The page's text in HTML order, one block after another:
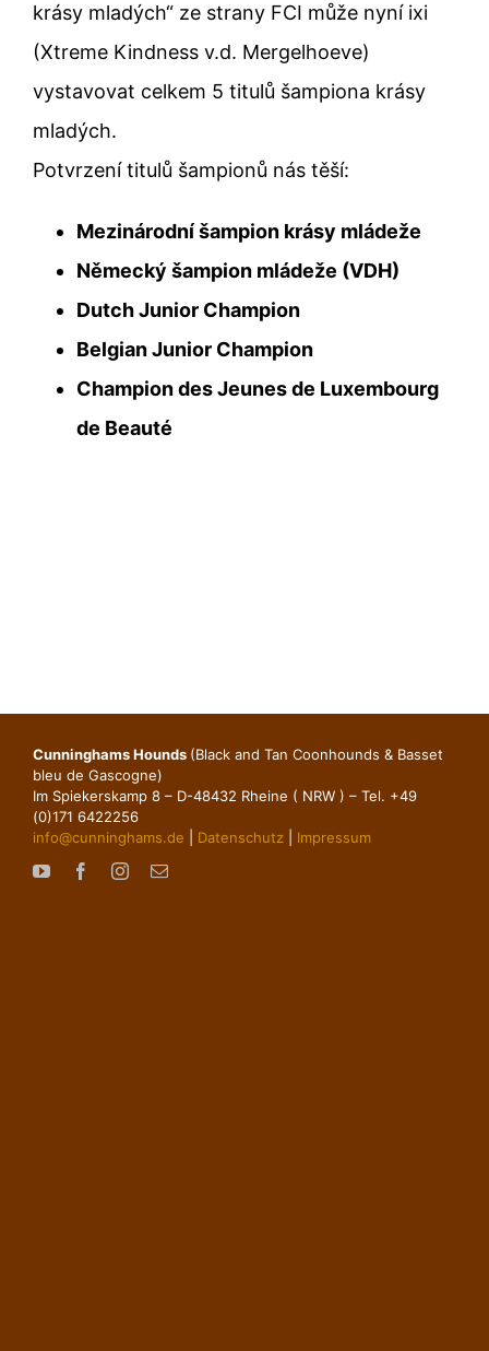
krásy mladých“ ze strany FCI může nyní ixi
(Xtreme Kindness v.d. Mergelhoeve)
vystavovat celkem 5 titulů šampiona krásy
mladých.
Potvrzení titulů šampionů nás těší:
Mezinárodní šampion krásy mládeže
Německý šampion mládeže (VDH)
Dutch Junior Champion
Belgian Junior Champion
Champion des Jeunes de Luxembourg
de Beauté
Cunninghams Hounds (Black and Tan Coonhounds & Basset
bleu de Gascogne)
Im Spiekerskamp 8 – D-48432 Rheine ( NRW ) – Tel. +49
(0)171 6422256
info@cunninghams.de
Datenschutz| Impressum